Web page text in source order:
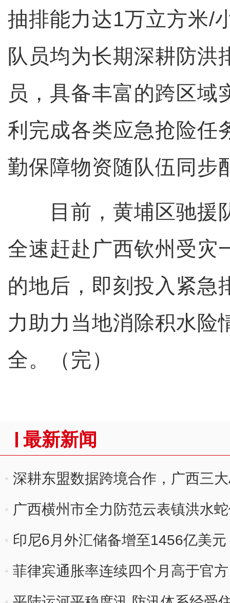
抽排能力达1万立方米/
队员均为长期深耕防洪
员，具备丰富的跨区域
利完成各类应急抢险任
勤保障物资随队伍同步
目前，黄埔区驰援
全速赶赴广西钦州受灾
的地后，即刻投入紧急
力助力当地消除积水险
全。（完）
最新新闻
深耕东盟数据跨境合作，广西三
出海
广西横州市全力防范云表镇洪水
印尼6月外汇储备增至1456亿美
菲律宾通胀率连续四个月高于官